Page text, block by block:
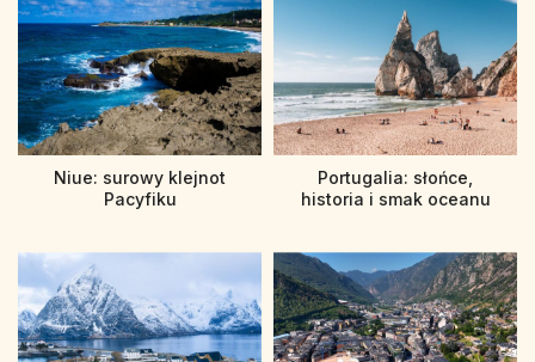
Niue: surowy klejnot
Pacyfiku
Portugalia: słońce,
historia i smak oceanu